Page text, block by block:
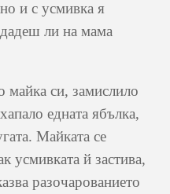
и с усмивка я
ли на мама
майка си, замислило
едната ябълка,
Майката се
усмивката й застива,
разочарованието